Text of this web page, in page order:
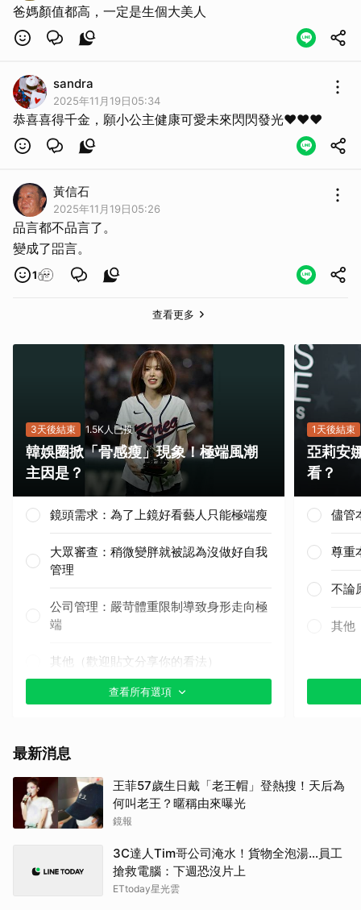
爸媽顏值都高，一定是生個大美人
sandra
2025年11月19日05:34
恭喜喜得千金，願小公主健康可愛未來閃閃發光❤️❤️❤️
黃信石
2025年11月19日05:26
品言都不品言了。
變成了㗊言。
1
查看更多
3天後結束 1.5K人已投
韓娛圈掀「骨感瘦」現象！極端風潮
主因是？
鏡頭需求：為了上鏡好看藝人只能極端瘦
大眾審查：稍微變胖就被認為沒做好自我
管理
公司管理：嚴苛體重限制導致身形走向極
端
其他（歡迎貼文分享你的看法）
查看所有選項
1天後結束
亞莉安
看？
儘管
尊重
不論
其他
最新消息
王菲57歲生日戴「老王帽」登熱搜！天后為
何叫老王？暱稱由來曝光
鏡報
3C達人Tim哥公司淹水！貨物全泡湯…員工
搶救電腦：下週恐沒片上
ETtoday星光雲
取消